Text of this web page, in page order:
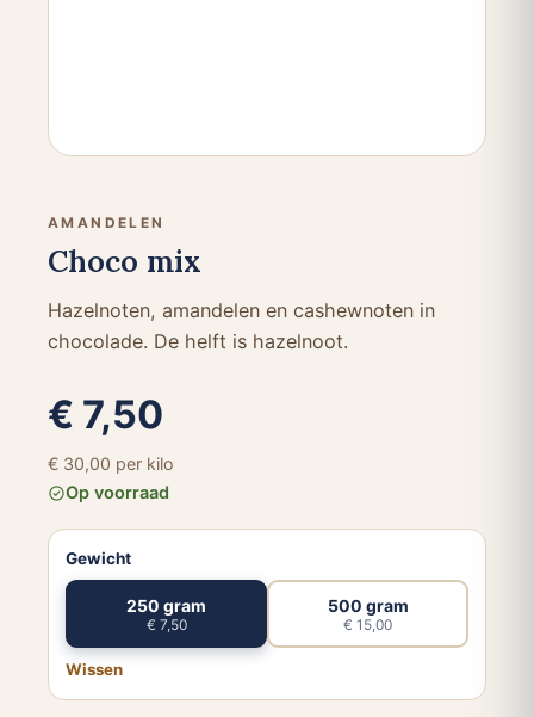
AMANDELEN
Choco mix
Hazelnoten, amandelen en cashewnoten in
chocolade. De helft is hazelnoot.
€ 7,50
€ 30,00 per kilo
Op voorraad
Gewicht
250 gram
€ 7,50
500 gram
€ 15,00
Wissen